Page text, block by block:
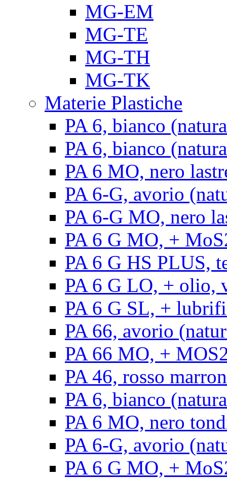
MG-EM
MG-TE
MG-TH
MG-TK
Materie Plastiche
PA 6, bianco
PA 6, bianco
PA 6 MO, nero
PA 6-G, avorio
PA 6-G MO, nero
PA 6 G MO, +
PA 6 G HS PLUS,
PA 6 G LO, + olio,
PA 6 G SL, +
PA 66, avorio
PA 66 MO, +
PA 46, rosso
PA 6, bianco
PA 6 MO, nero
PA 6-G, avorio
PA 6 G MO, +